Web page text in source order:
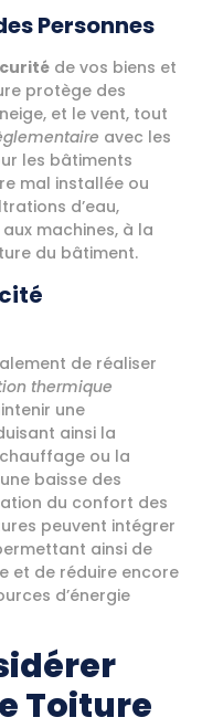
Personnes
de vos biens et
protège des
et le vent, tout
avec les
les bâtiments
mal installée ou
d’eau,
machines, à la
du bâtiment.
de réaliser
thermique
une
ainsi la
ou la
baisse des
du confort des
peuvent intégrer
ainsi de
et de réduire encore
d’énergie
Toiture